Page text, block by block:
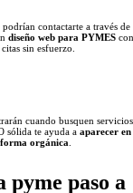
contactarte a través de
diseño web para PYMES con
sin esfuerzo.
cuando busquen servicios
sólida te ayuda a aparecer en
forma orgánica
pyme paso a